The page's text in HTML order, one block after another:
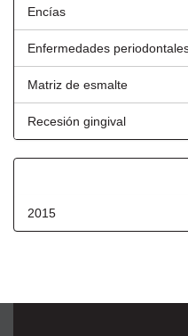
Encías
Enfermedades
Matriz de esmalte
Recesión gingival
2015